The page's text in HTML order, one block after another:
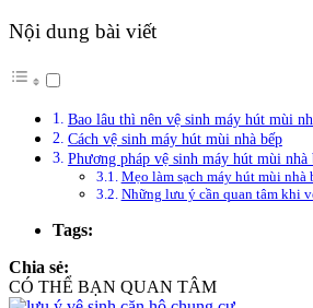
Nội dung bài viết
Bao lâu thì nên vệ sinh máy hút mùi
Cách vệ sinh máy hút mùi nhà bếp
Phương pháp vệ sinh máy hút mùi nhà
Mẹo làm sạch máy hút mùi nhà
Những lưu ý cần quan tâm khi
Tags:
Chia sẻ:
CÓ THỂ BẠN QUAN TÂM